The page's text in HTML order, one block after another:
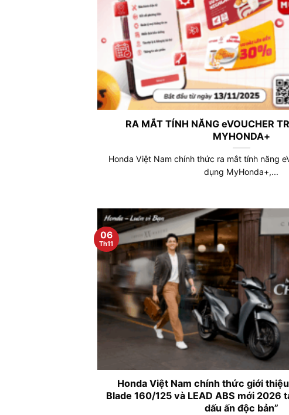
RA MẮT TÍNH NĂNG eVOUCHER
MYHONDA+
Honda Việt Nam chính thức ra mắt tính năng
dụng MyHonda+,...
Honda Việt Nam chính thức giới
Blade 160/125 và LEAD ABS mới 2026
dấu ấn độc bản”
06
Th11